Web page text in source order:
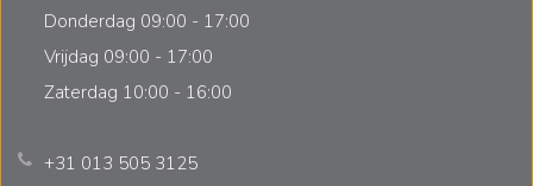
Donderdag 09:00 - 17:00
Vrijdag 09:00 - 17:00
Zaterdag 10:00 - 16:00
+31 013 505 3125